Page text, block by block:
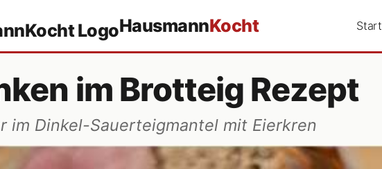
HausmannKocht Start
im Brotteig Rezept
im Dinkel-Sauerteigmantel mit Eierkren